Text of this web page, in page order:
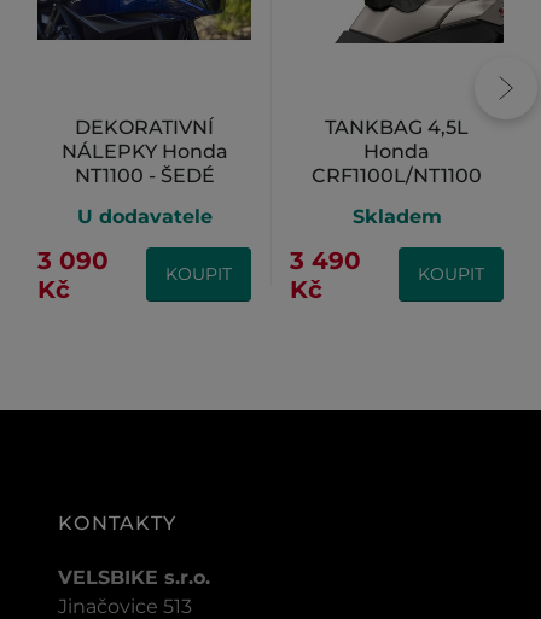
DEKORATIVNÍ
NÁLEPKY Honda
NT1100 - ŠEDÉ
U dodavatele
3 090
Kč
KOUPIT
TANKBAG 4,5L
Honda
CRF1100L/NT1100
Skladem
3 490
Kč
KOUPIT
KONTAKTY
VELSBIKE s.r.o.
Jinačovice 513